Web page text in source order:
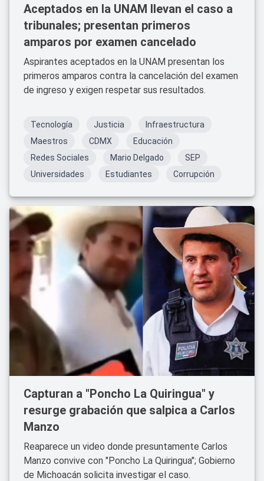
Aceptados en la UNAM llevan el caso a
tribunales; presentan primeros
amparos por examen cancelado
Aspirantes aceptados en la UNAM presentan los
primeros amparos contra la cancelación del examen
de ingreso y exigen respetar sus resultados.
Tecnología Justicia
Infraestructura
Maestros
CDMX
Educación
Redes Sociales
Mario Delgado
SEP
Universidades
Estudiantes Corrupción
Capturan a "Poncho La Quiringua" y
resurge grabación que salpica a Carlos
Manzo
Reaparece un video donde presuntamente Carlos
Manzo convive con "Poncho La Quiringua"; Gobierno
de Michoacán solicita investigar el caso.